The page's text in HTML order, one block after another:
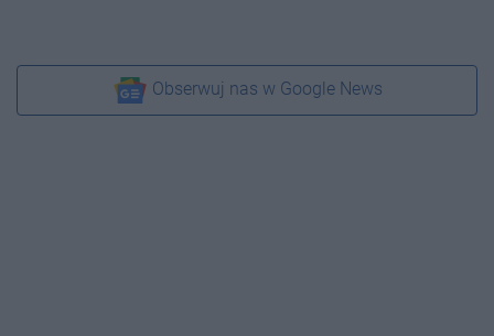
Obserwuj nas w Google News